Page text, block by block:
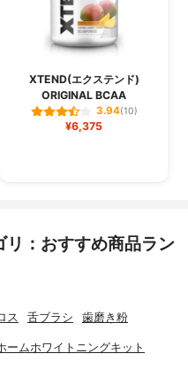
XTEND(エクステンド)
ORIGINAL BCAA
3.94(10)
¥6,375
：おすすめ商品ラン
ス 舌ブラシ 歯磨き粉
ームホワイトニングキット